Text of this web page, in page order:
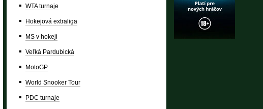
WTA turnaje
Hokejová extraliga
MS v hokeji
Veľká Pardubická
MotoGP
World Snooker Tour
PDC turnaje